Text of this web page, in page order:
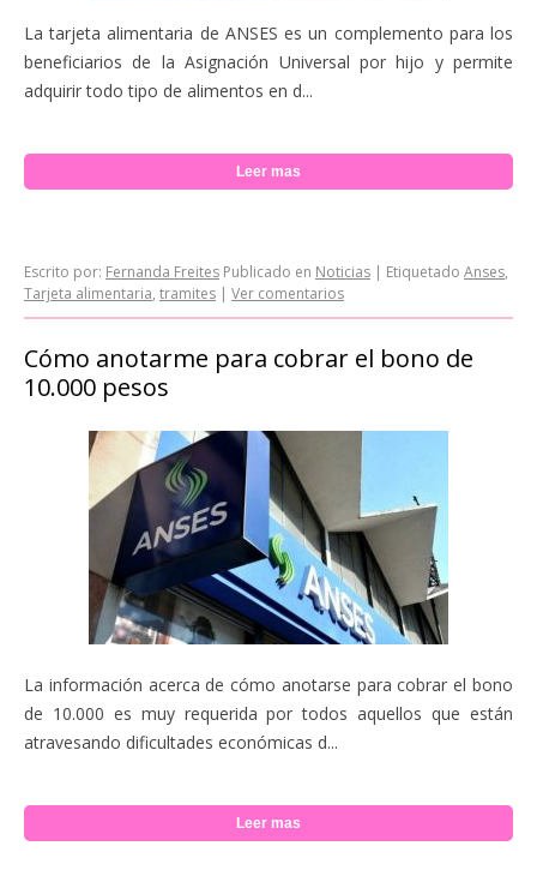
La tarjeta alimentaria de ANSES es un complemento para los
beneficiarios de la Asignación Universal por hijo y permite
adquirir todo tipo de alimentos en d...
Leer mas
Escrito por: Fernanda Freites Publicado en Noticias | Etiquetado Anses,
Tarjeta alimentaria, tramites | Ver comentarios
Cómo anotarme para cobrar el bono de
10.000 pesos
La información acerca de cómo anotarse para cobrar el bono
de 10.000 es muy requerida por todos aquellos que están
atravesando dificultades económicas d...
Leer mas